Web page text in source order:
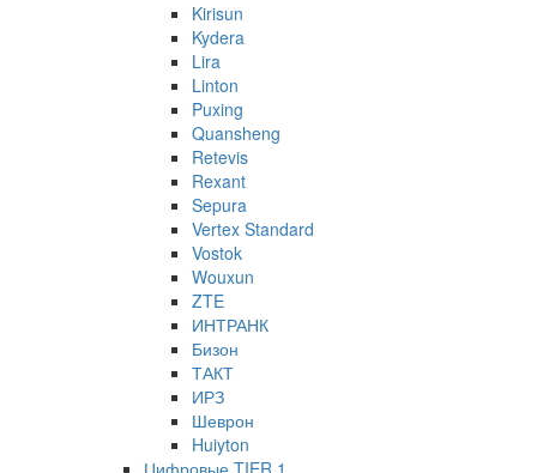
Kirisun
Kydera
Lira
Linton
Puxing
Quansheng
Retevis
Rexant
Sepura
Vertex Standard
Vostok
Wouxun
ZTE
ИНТРАНК
Бизон
ТАКТ
ИРЗ
Шеврон
Huiyton
Цифровые TIER 1